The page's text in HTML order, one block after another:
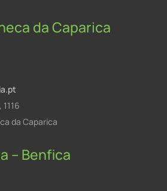
da Caparica
da Caparica
– Benfica